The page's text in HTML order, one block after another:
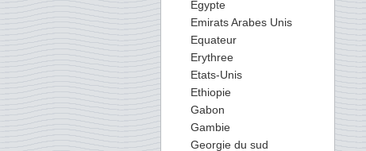
Egypte
Emirats Arabes Unis
Equateur
Erythree
Etats-Unis
Ethiopie
Gabon
Gambie
Georgie du sud